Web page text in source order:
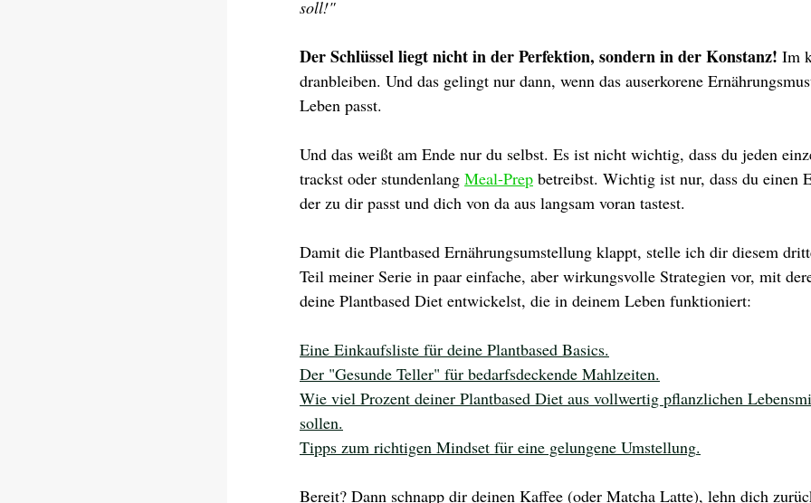
soll!"
Der Schlüssel liegt nicht in der Perfektion, sondern in der Konstanz! Im
dranbleiben. Und das gelingt nur dann, wenn das auserkorene
Leben passt.
Und das weißt am Ende nur du selbst. Es ist nicht wichtig, dass du jeden
trackst oder stundenlang Meal-Prep betreibst. Wichtig ist nur, dass du einen
der zu dir passt und dich von da aus langsam voran tastest.
Damit die Plantbased Ernährungsumstellung klappt, stelle ich dir diesem
Teil meiner Serie in paar einfache, aber wirkungsvolle Strategien vor, mit
deine Plantbased Diet entwickelst, die in deinem Leben funktioniert:
Eine Einkaufsliste für deine Plantbased Basics.
Der "Gesunde Teller" für bedarfsdeckende Mahlzeiten.
Wie viel Prozent deiner Plantbased Diet aus vollwertig pflanzlichen
sollen.
Tipps zum richtigen Mindset für eine gelungene Umstellung.
Bereit? Dann schnapp dir deinen Kaffee (oder Matcha Latte), lehn dich